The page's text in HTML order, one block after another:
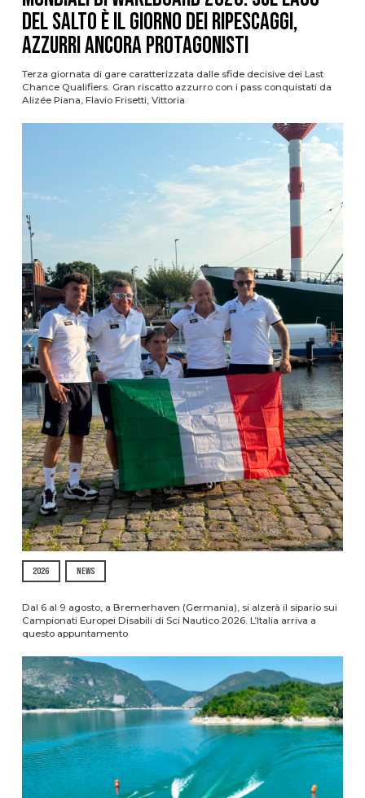
del Salto è il giorno dei ripescaggi,
azzurri ancora protagonisti
Terza giornata di gare caratterizzata dalle sfide decisive dei Last
Chance Qualifiers. Gran riscatto azzurro con i pass conquistati da
Alizée Piana, Flavio Frisetti, Vittoria
2026 NEWS
Dal 6 al 9 agosto, a Bremerhaven (Germania), si alzerà il sipario sui
Campionati Europei Disabili di Sci Nautico 2026. L’Italia arriva a
questo appuntamento